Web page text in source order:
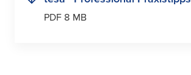
PDF 8 MB